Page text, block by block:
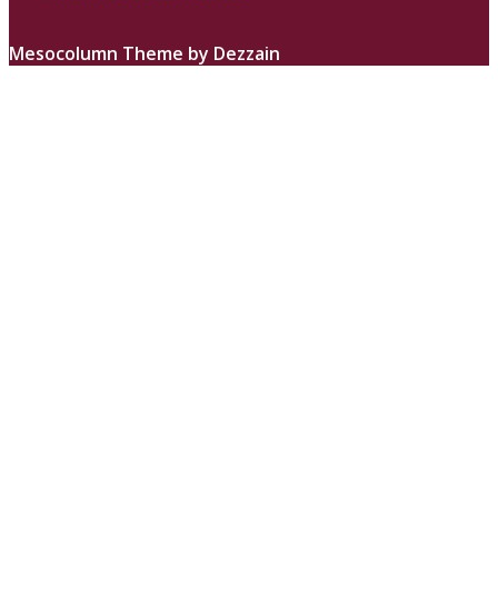
Mesocolumn Theme by Dezzain